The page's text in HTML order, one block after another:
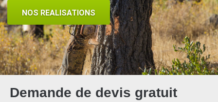
NOS REALISATIONS
Demande de devis gratuit